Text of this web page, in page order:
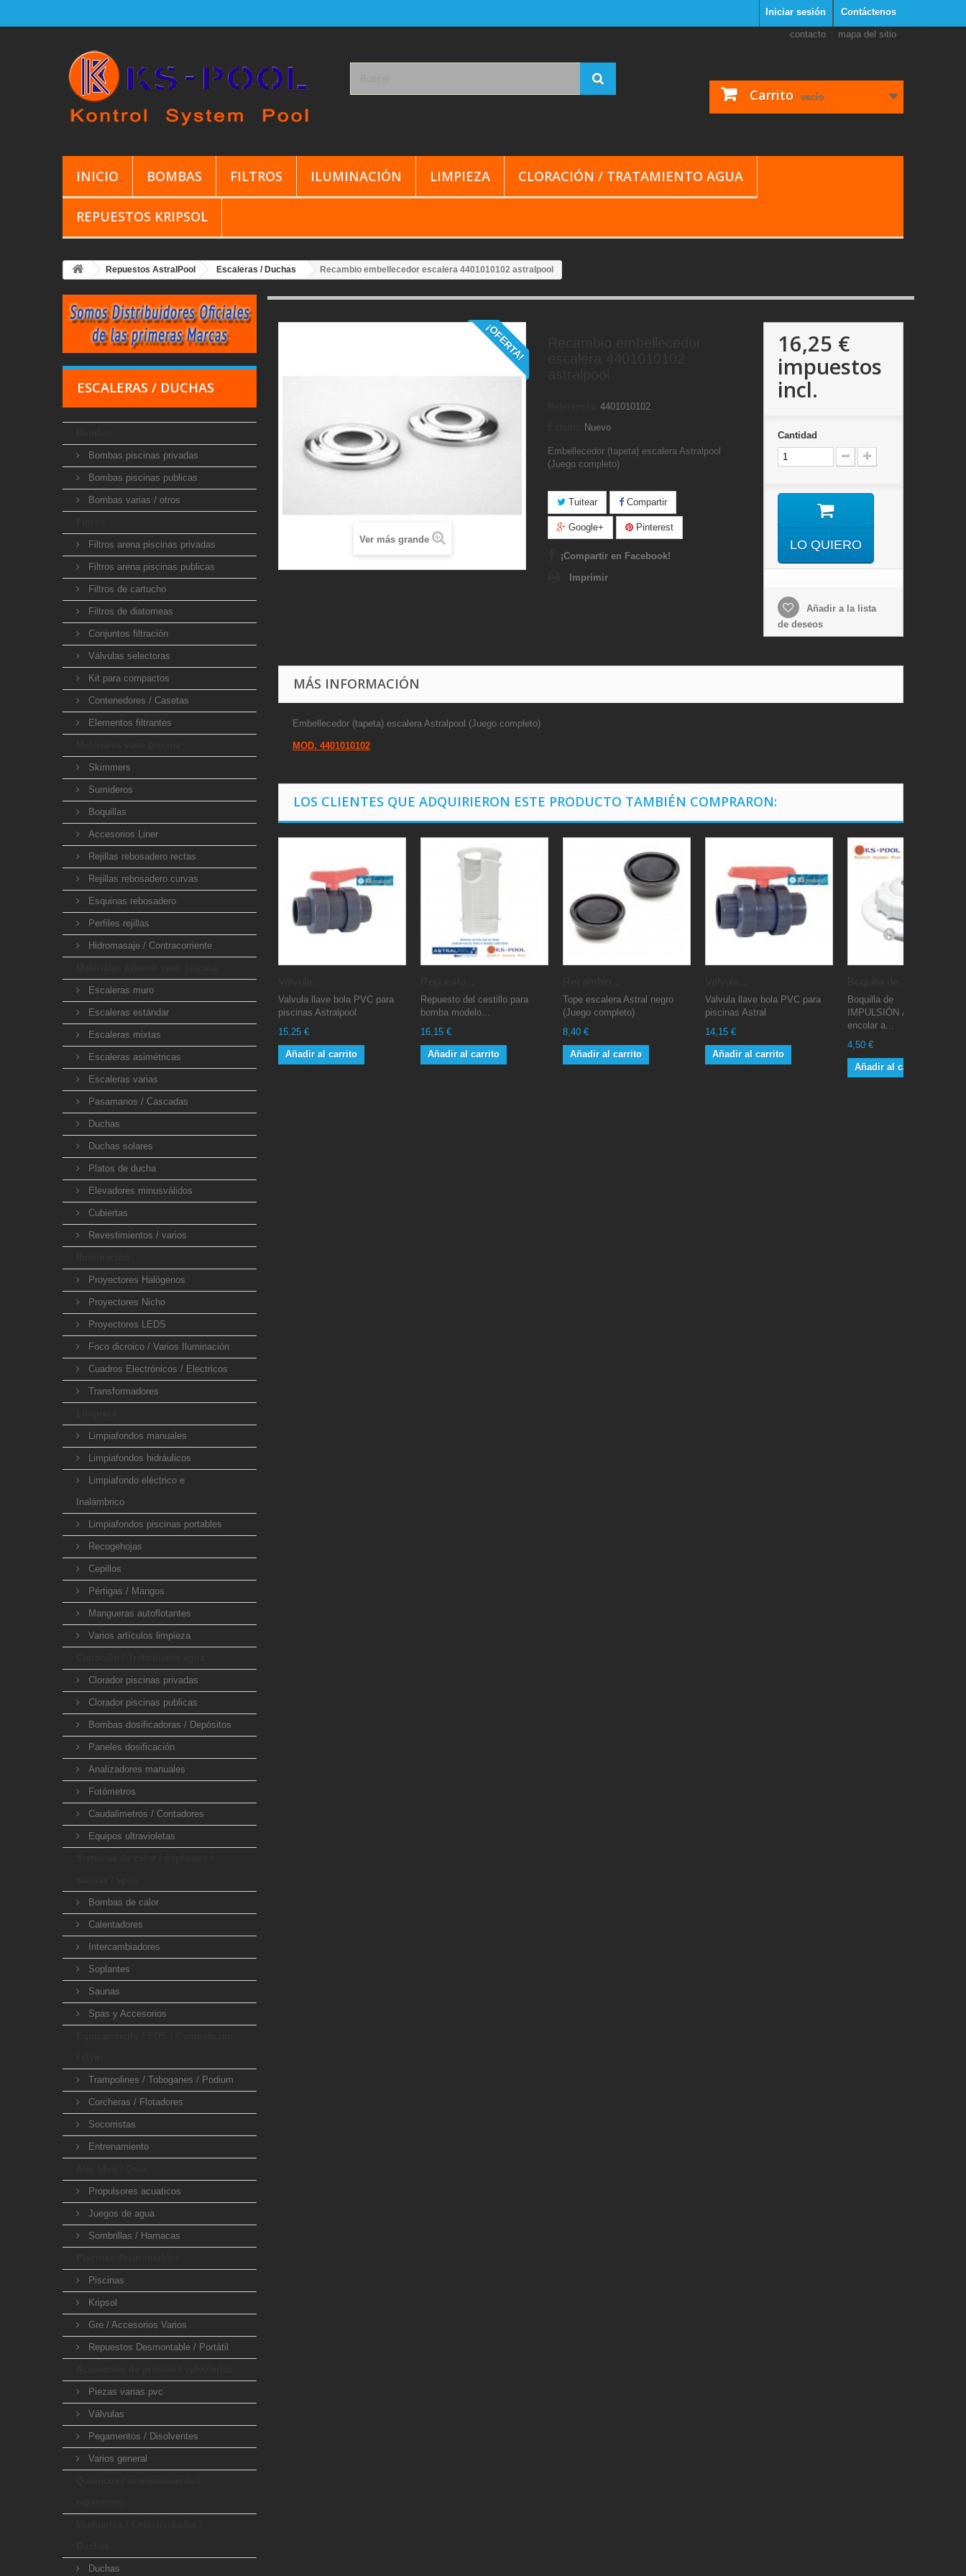
Contáctenos
Iniciar sesión
contacto mapa del sitio
Carrito vacío
INICIO BOMBAS FILTROS ILUMINACIÓN LIMPIEZA CLORACIÓN / TRATAMIENTO AGUA
REPUESTOS KRIPSOL
Repuestos AstralPool Escaleras / Duchas Recambio embellecedor escalera 4401010102 astralpool
ESCALERAS / DUCHAS
Bombas piscinas privadas
Bombas piscinas publicas
Bombas varias / otros
Filtros arena piscinas privadas
Filtros arena piscinas publicas
Filtros de cartucho
Filtros de diatomeas
Conjuntos filtración
Válvulas selectoras
Kit para compactos
Contenedores / Casetas
Elementos filtrantes
Skimmers
Sumideros
Boquillas
Accesorios Liner
Rejillas rebosadero rectas
Rejillas rebosadero curvas
Esquinas rebosadero
Perfiles rejillas
Hidromasaje / Contracorriente
Escaleras muro
Escaleras estándar
Escaleras mixtas
Escaleras asimétricas
Escaleras varias
Pasamanos / Cascadas
Duchas
Duchas solares
Platos de ducha
Elevadores minusválidos
Cubiertas
Revestimientos / varios
Proyectores Halógenos
Proyectores Nicho
Proyectores LEDS
Foco dicroico / Varios Iluminación
Cuadros Electrónicos / Electricos
Transformadores
Limpiafondos manuales
Limpiafondos hidráulicos
Limpiafondo eléctrico e
Inalámbrico
Limpiafondos piscinas portables
Recogehojas
Cepillos
Pértigas / Mangos
Mangueras autoflotantes
Varios artículos limpieza
Clorador piscinas privadas
Clorador piscinas publicas
Bombas dosificadoras / Depósitos
Paneles dosificación
Analizadores manuales
Fotómetros
Caudalimetros / Contadores
Equipos ultravioletas
Bombas de calor
Calentadores
Intercambiadores
Soplantes
Saunas
Spas y Accesorios
Trampolines / Toboganes / Podium
Corcheras / Flotadores
Socorristas
Entrenamiento
Propulsores acuaticos
Juegos de agua
Sombrillas / Hamacas
Piscinas
Kripsol
Gre / Accesorios Varios
Repuestos Desmontable / Portátil
Piezas varias pvc
Válvulas
Pegamentos / Disolventes
Varios general
Duchas
¡OFERTA!
Ver más grande
4401010102
Nuevo
Embellecedor (tapeta) escalera Astralpool
(Juego completo)
Tuitear Compartir
Google+ Pinterest
¡Compartir en Facebook!
Imprimir
16,25 €
impuestos
incl.
Cantidad
LO QUIERO
Añadir a la lista
de deseos
MÁS INFORMACIÓN
Embellecedor (tapeta) escalera Astralpool (Juego completo)
MOD. 4401010102
LOS CLIENTES QUE ADQUIRIERON ESTE PRODUCTO TAMBIÉN COMPRARON:
Valvula llave bola PVC para
piscinas Astralpool
15,25 €
Añadir al carrito
Repuesto del cestillo para
bomba modelo...
16,15 €
Añadir al carrito
Tope escalera Astral negro
(Juego completo)
8,40 €
Añadir al carrito
Valvula llave bola PVC para
piscinas Astral
14,15 €
Añadir al carrito
Boquilla de
IMPULSIÓN Astral. Para
encolar a...
4,50 €
Añadir al carrito